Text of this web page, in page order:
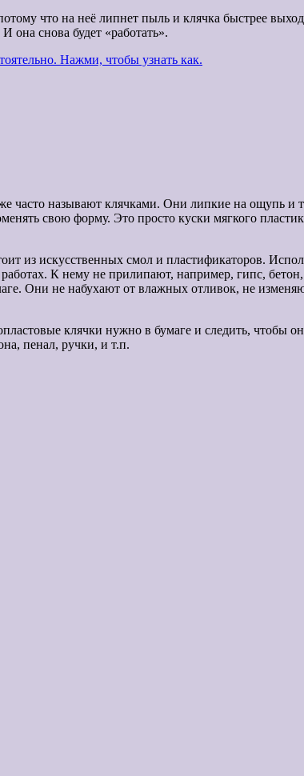
что на неё липнет пыль и клячка быстрее
она снова будет «работать».
Нажми, чтобы узнать как.
часто называют клячками. Они липкие на ощупь и
свою форму. Это просто куски мягкого
из искусственных смол и пластификаторов.
К нему не прилипают, например, гипс,
Они не набухают от влажных отливок, не
клячки нужно в бумаге и следить, чтобы
пенал, ручки, и т.п.